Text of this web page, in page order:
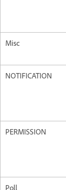
Misc
NOTIFICATION
PERMISSION
Poll